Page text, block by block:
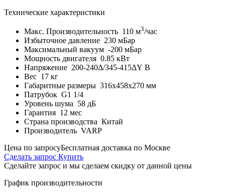
Технические характеристики
Макс. Производительность 110 м3/час
Избыточное давление 230 мБар
Максимальный вакуум -200 мБар
Мощность двигателя 0.85 кВт
Напряжение 200-240Δ/345-415ΔY В
Вес 17 кг
Габаритные размеры 316x458x270 мм
Патрубок G1 1/4
Уровень шума 58 дБ
Гарантия 12 мес
Страна производства Китай
Производитель VARP
Цена по запросуБесплатная доставка по Москве
Сделать запрос Купить
Сделайте запрос и мы сделаем скидку от данной цены
График производительности